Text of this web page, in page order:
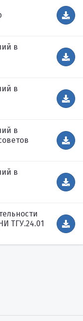
в
в
в
в
ТГУ.24.01